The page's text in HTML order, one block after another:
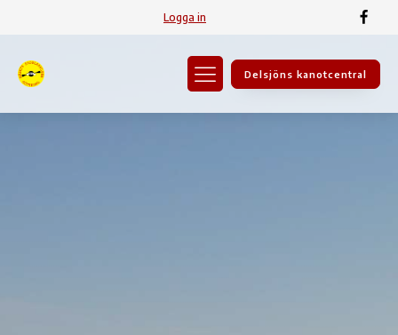
Logga in
Delsjöns kanotcentral